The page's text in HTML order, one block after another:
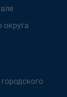
округа